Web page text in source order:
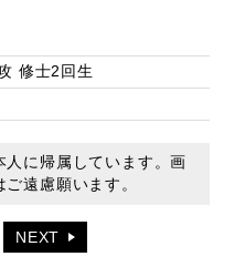
修士2回生
に帰属しています。画
遠慮願います。
NEXT